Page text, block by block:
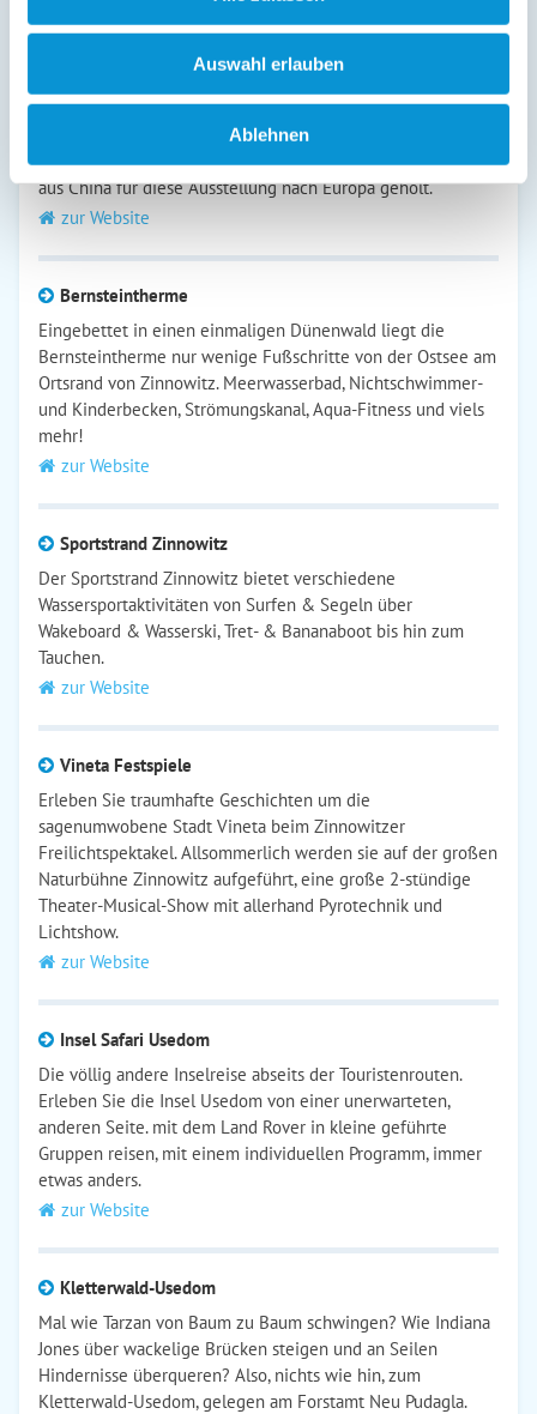
Auswahl erlauben
Ablehnen
Ausstellung - Armee der Tonkrieger
Über 160 lebensgroße,
meisterhaft nachgebildete
Terrakotta-Krieger wurden
aus China für diese Ausstellung nach Europa geholt.
zur Website
Bernsteintherme
Eingebettet in einen einmaligen Dünenwald liegt die
Bernsteintherme nur wenige Fußschritte von der Ostsee am
Ortsrand von Zinnowitz. Meerwasserbad, Nichtschwimmer-
und Kinderbecken, Strömungskanal, Aqua-Fitness und viels
mehr!
zur Website
Sportstrand Zinnowitz
Der Sportstrand Zinnowitz bietet verschiedene
Wassersportaktivitäten von Surfen & Segeln über
Wakeboard & Wasserski, Tret- & Bananaboot bis hin zum
Tauchen.
zur Website
Vineta Festspiele
Erleben Sie traumhafte Geschichten um die
sagenumwobene Stadt Vineta beim Zinnowitzer
Freilichtspektakel. Allsommerlich werden sie auf der großen
Naturbühne Zinnowitz aufgeführt, eine große 2-stündige
Theater-Musical-Show mit allerhand Pyrotechnik und
Lichtshow.
zur Website
Insel Safari Usedom
Die völlig andere Inselreise abseits der Touristenrouten.
Erleben Sie die Insel Usedom von einer unerwarteten,
anderen Seite. mit dem Land Rover in kleine geführte
Gruppen reisen, mit einem individuellen Programm, immer
etwas anders.
zur Website
Kletterwald-Usedom
Mal wie Tarzan von Baum zu Baum schwingen? Wie Indiana
Jones über wackelige Brücken steigen und an Seilen
Hindernisse überqueren? Also, nichts wie hin, zum
Kletterwald-Usedom, gelegen am Forstamt Neu Pudagla.